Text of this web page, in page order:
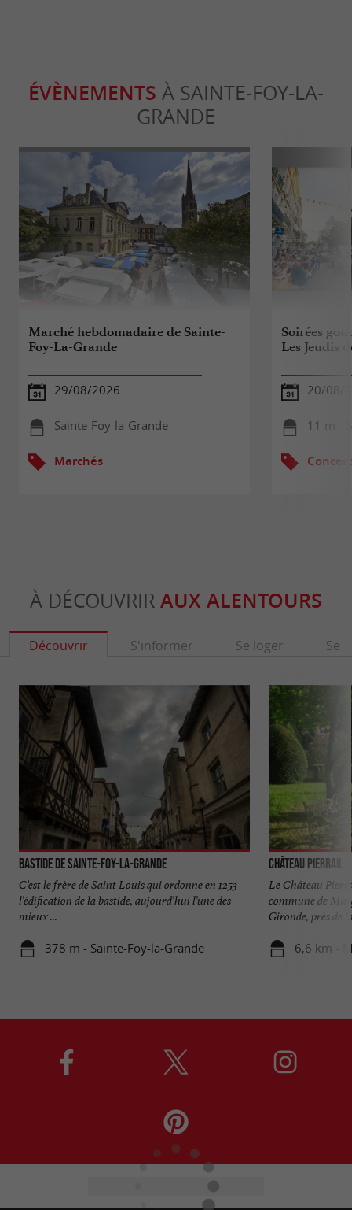
ÉVÈNEMENTS À SAINTE-FOY-LA-
GRANDE
Marché hebdomadaire de Sainte-
Foy-La-Grande
29/08/2026
Sainte-Foy-la-Grande
Marchés
Soirées
Les Jeudis
20/08/
11 m -
À DÉCOUVRIR AUX ALENTOURS
Découvrir S'informer Se loger Se
Bastide de Sainte-Foy-la-Grande
C’est le frère de Saint Louis qui ordonne en 1253
l’édification de la bastide, aujourd’hui l’une des
mieux ...
378 m - Sainte-Foy-la-Grande
Château Pierrail
Le Château
commune de
Gironde, près de
6,6 km -